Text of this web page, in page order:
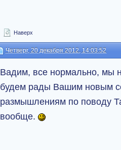
Наверх
Четверг, 20 декабря 2012, 14:03:52
Вадим, все нормально, мы
будем рады Вашим новым
размышлениям по поводу
вообще.